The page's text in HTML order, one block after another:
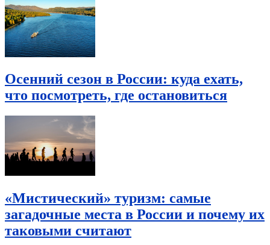
Осенний сезон в России: куда ехать,
что посмотреть, где остановиться
«Мистический» туризм: самые
загадочные места в России и почему их
таковыми считают